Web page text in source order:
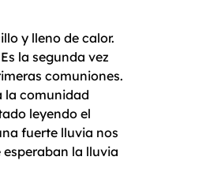
y lleno de calor.
la segunda vez
comuniones.
la comunidad
leyendo el
fuerte lluvia nos
la lluvia